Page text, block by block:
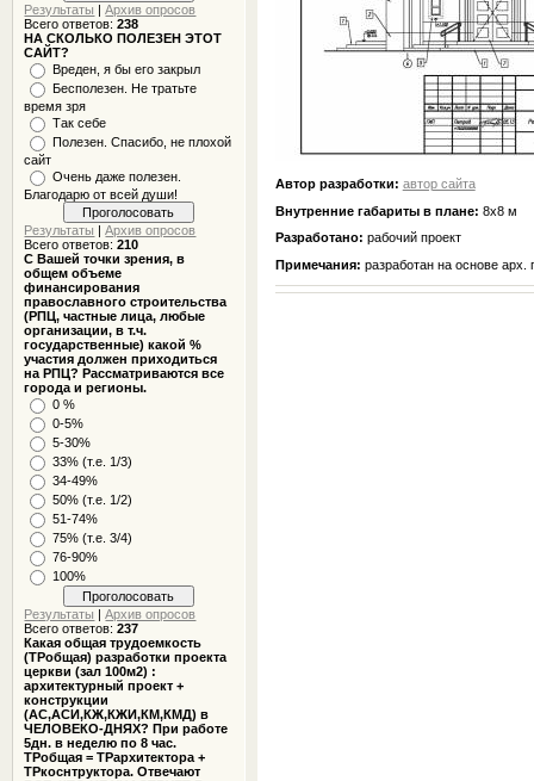
Результаты |Архив опросов
Всего ответов:238
НА СКОЛЬКО ПОЛЕЗЕН ЭТОТ
САЙТ?
Вреден, я бы его закрыл
Бесполезен. Не тратьте
время зря
Так себе
Полезен. Спасибо, не плохой
сайт
Очень даже полезен.
Благодарю от всей души!
Результаты |Архив опросов
Всего ответов:210
С Вашей точки зрения, в
общем объеме
финансирования
православного строительства
(РПЦ, частные лица, любые
организации, в т.ч.
государственные) какой %
участия должен приходиться
на РПЦ? Рассматриваются все
города и регионы.
0 %
0-5%
5-30%
33% (т.е. 1/3)
34-49%
50% (т.е. 1/2)
51-74%
75% (т.е. 3/4)
76-90%
100%
Результаты |Архив опросов
Всего ответов:237
Какая общая трудоемкость
(ТРобщая) разработки проекта
церкви (зал 100м2) :
архитектурный проект +
конструкции
(АС,АСИ,КЖ,КЖИ,КМ,КМД) в
ЧЕЛОВЕКО-ДНЯХ? При работе
5дн. в неделю по 8 час.
ТРобщая = ТРархитектора +
ТРкоснтруктора. Отвечают
Автор разработки: автор сайта
Внутренние габариты в плане: 8х8 м
Разработано: рабочий проект
Примечания: разработан на основе арх.